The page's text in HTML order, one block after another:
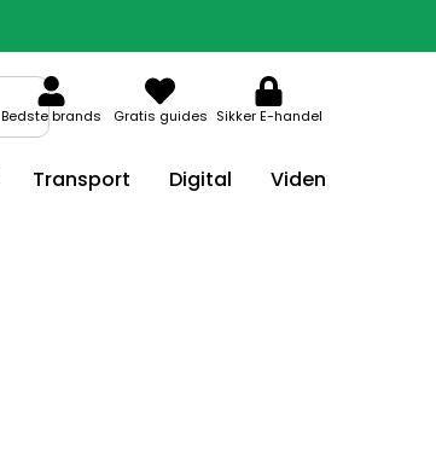
Bedste brands Gratis guides Sikker E-handel
Transport Digital Viden